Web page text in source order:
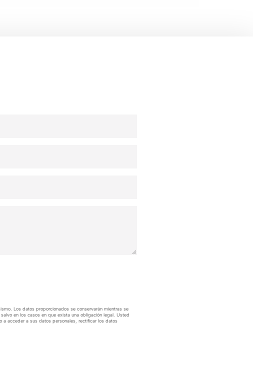
Los datos proporcionados se conservarán mientras se
en los casos en que exista una obligación legal. Usted
a acceder a sus datos personales, rectificar los datos